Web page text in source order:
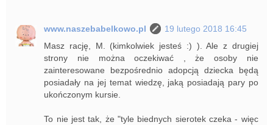
www.naszebabelkowo.pl
19 lutego 2018 16:45
Masz rację, M. (kimkolwiek jesteś :) ). Ale z drugiej
strony nie można oczekiwać , że osoby nie
zainteresowane bezpośrednio adopcją dziecka będą
posiadały na jej temat wiedzę, jaką posiadają pary po
ukończonym kursie.
To nie jest tak, że "tyle biednych sierotek czeka - więc